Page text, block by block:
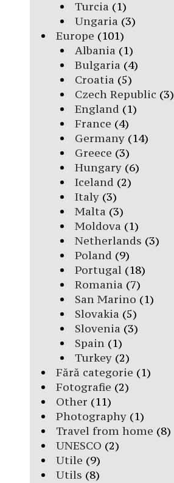
Turcia (1)
Ungaria (3)
Europe (101)
Albania (1)
Bulgaria (4)
Croatia (5)
Czech Republic (3)
England (1)
France (4)
Germany(14)
Greece (3)
Hungary(6)
Iceland (2)
Italy(3)
Malta (3)
Moldova (1)
Netherlands (3)
Poland (9)
Portugal(18)
Romania (7)
San Marino (1)
Slovakia (5)
Slovenia (3)
Spain(1)
Turkey(2)
Fără categorie (1)
Fotografie (2)
Other (11)
Photography (1)
Travel from home (8)
UNESCO (2)
Utile (9)
Utils (8)